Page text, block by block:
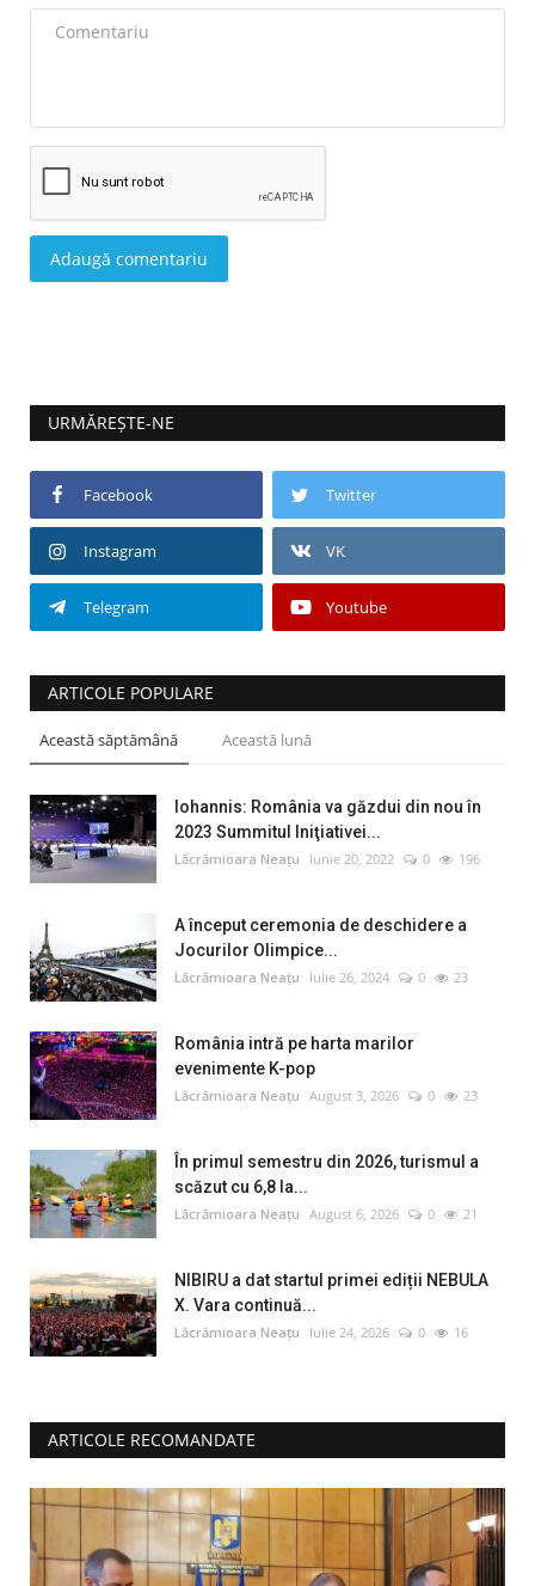
Adaugă comentariu
URMĂREȘTE-NE
Facebook Twitter
Instagram VK
Telegram Youtube
ARTICOLE POPULARE
Această săptămână Această lună
Iohannis: România va găzdui din nou în
2023 Summitul Iniţiativei...
Lăcrămioara Neațu Iunie 20, 2022 0 196
A început ceremonia de deschidere a
Jocurilor Olimpice...
Lăcrămioara Neațu Iulie 26, 2024 0 23
România intră pe harta marilor
evenimente K-pop
Lăcrămioara Neațu August 3, 2026 0 23
În primul semestru din 2026, turismul a
scăzut cu 6,8 la...
Lăcrămioara Neațu August 6, 2026 0 21
NIBIRU a dat startul primei ediții NEBULA
X. Vara continuă...
Lăcrămioara Neațu Iulie 24, 2026 0 16
ARTICOLE RECOMANDATE